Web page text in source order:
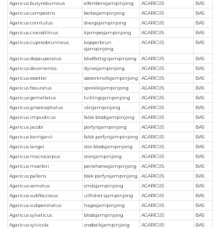
Agaricus butyreburneus
elfenbensjampinjong AGARICUS
BAS
Agaricus campestris
beitesjampinjong AGARICUS
BAS
Agaricus comtulus
dvergsjampinjong AGARICUS
BAS
Agaricus crocodilinus
kjempesjampinjong AGARICUS
BAS
Agaricus cupreobrunneus
kopperbrun
sjampinjong
AGARICUS BAS
Agaricus depauperatus blodfattig sjampinjong AGARICUS
BAS
Agaricus devoniensis
dynesjampinjong AGARICUS
BAS
Agaricus essettei
søsterknollsjampinjong AGARICUS
BAS
Agaricus fissuratus
sprekksjampinjong AGARICUS
BAS
Agaricus gemellatus
tvillingsjampinjong AGARICUS
BAS
Agaricus griseicephalus
vårsjampinjong AGARICUS
BAS
Agaricus impudicus
falsk blodsjampinjong AGARICUS
BAS
Agaricus jacobi
porfyrsjampinjong AGARICUS
BAS
Agaricus kerriganii
falsk porfyrsjampinjong AGARICUS
BAS
Agaricus langei
stor blodsjampinjong AGARICUS
BAS
Agaricus macrocarpus
storsjampinjong AGARICUS
BAS
Agaricus moelleri
perlehønesjampinjong AGARICUS
BAS
Agaricus pallens
blek porfyrsjampinjong AGARICUS
BAS
Agaricus semotus
småsjampinjong AGARICUS
BAS
Agaricus subfloccosus
ullhåret sjampinjong AGARICUS
BAS
Agaricus subperonatus
hagesjampinjong AGARICUS
BAS
Agaricus sylvaticus
blodsjampinjong AGARICUS
BAS
Agaricus sylvicola
snøballsjampinjong AGARICUS
BAS